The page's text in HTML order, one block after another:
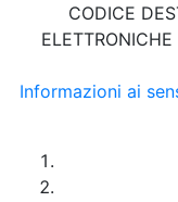
CODICE
Informazioni ai